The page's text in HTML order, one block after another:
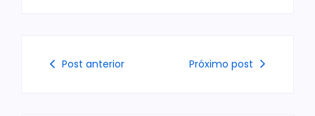
Post anterior Próximo post